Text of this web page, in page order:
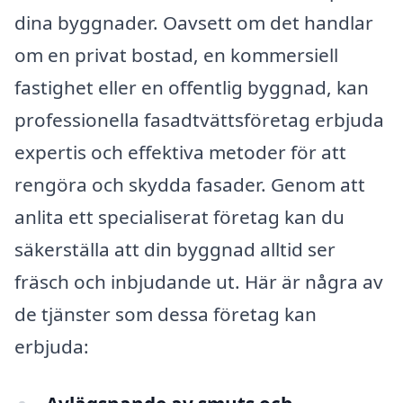
dina byggnader. Oavsett om det handlar
om en privat bostad, en kommersiell
fastighet eller en offentlig byggnad, kan
professionella fasadtvättsföretag erbjuda
expertis och effektiva metoder för att
rengöra och skydda fasader. Genom att
anlita ett specialiserat företag kan du
säkerställa att din byggnad alltid ser
fräsch och inbjudande ut. Här är några av
de tjänster som dessa företag kan
erbjuda: